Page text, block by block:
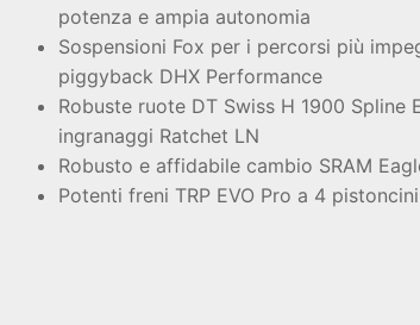
potenza e ampia autonomia
Sospensioni Fox per i percorsi più
piggyback DHX Performance
Robuste ruote DT Swiss H 1900
ingranaggi Ratchet LN
Robusto e affidabile cambio SRAM
Potenti freni TRP EVO Pro a 4